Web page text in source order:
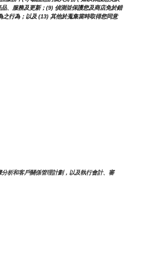
、服務及更新；(9) 偵測並保護您及商店免於錯
行為；以及 (13) 其他於蒐集當時取得您同意
析和客戶關係管理計劃，以及執行會計、審